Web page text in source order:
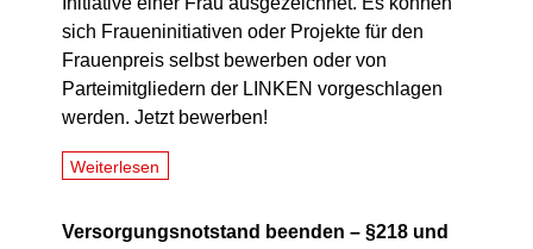
sich Fraueninitiativen oder Projekte für den
Frauenpreis selbst bewerben oder von
Parteimitgliedern der LINKEN vorgeschlagen
werden. Jetzt bewerben!
Weiterlesen
Versorgungsnotstand beenden – §218 und